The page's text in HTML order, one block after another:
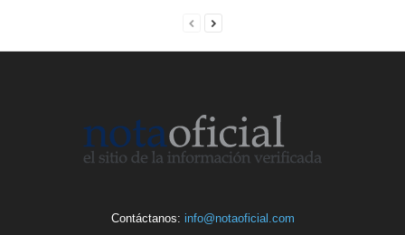
Contáctanos: info@notaoficial.com